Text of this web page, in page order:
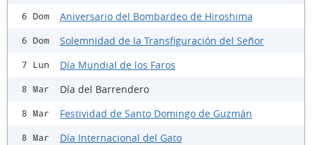
6 Dom Aniversario del Bombardeo de Hiroshima
6 Dom Solemnidad de la Transfiguración del Señor
7 Lun Día Mundial de los Faros
8 Mar Día del Barrendero
8 Mar Festividad de Santo Domingo de Guzmán
8 Mar Día Internacional del Gato